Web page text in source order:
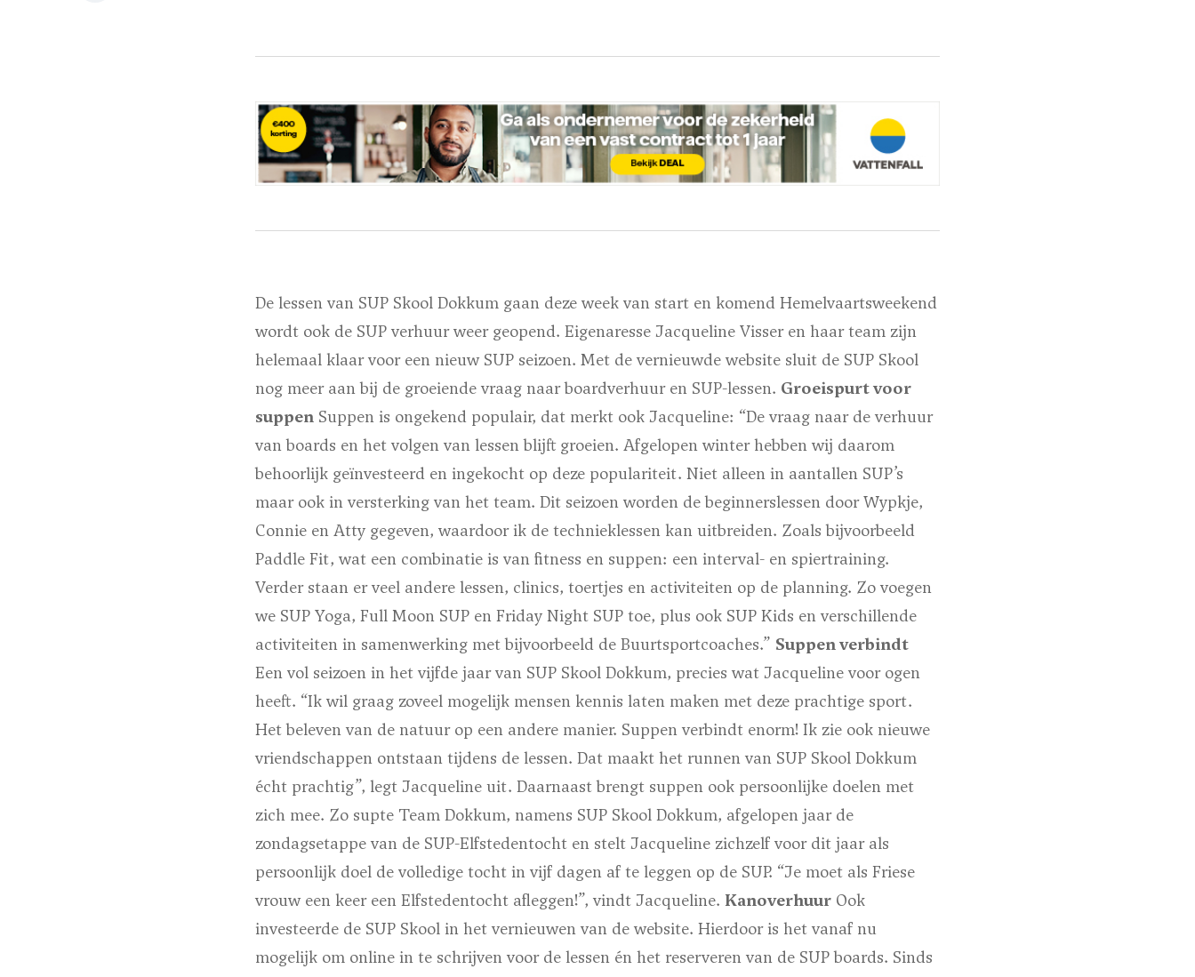
De lessen van SUP Skool Dokkum gaan deze week van start en komend Hemelvaartsweekend
wordt ook de SUP verhuur weer geopend. Eigenaresse Jacqueline Visser en haar team zijn
helemaal klaar voor een nieuw SUP seizoen. Met de vernieuwde website sluit de SUP Skool
nog meer aan bij de groeiende vraag naar boardverhuur en SUP-lessen. Groeispurt voor
suppen Suppen is ongekend populair, dat merkt ook Jacqueline: “De vraag naar de verhuur
van boards en het volgen van lessen blijft groeien. Afgelopen winter hebben wij daarom
behoorlijk geïnvesteerd en ingekocht op deze populariteit. Niet alleen in aantallen SUP’s
maar ook in versterking van het team. Dit seizoen worden de beginnerslessen door Wypkje,
Connie en Atty gegeven, waardoor ik de technieklessen kan uitbreiden. Zoals bijvoorbeeld
Paddle Fit, wat een combinatie is van fitness en suppen: een interval- en spiertraining.
Verder staan er veel andere lessen, clinics, toertjes en activiteiten op de planning. Zo voegen
we SUP Yoga, Full Moon SUP en Friday Night SUP toe, plus ook SUP Kids en verschillende
activiteiten in samenwerking met bijvoorbeeld de Buurtsportcoaches.” Suppen verbindt
Een vol seizoen in het vijfde jaar van SUP Skool Dokkum, precies wat Jacqueline voor ogen
heeft. “Ik wil graag zoveel mogelijk mensen kennis laten maken met deze prachtige sport.
Het beleven van de natuur op een andere manier. Suppen verbindt enorm! Ik zie ook nieuwe
vriendschappen ontstaan tijdens de lessen. Dat maakt het runnen van SUP Skool Dokkum
écht prachtig”, legt Jacqueline uit. Daarnaast brengt suppen ook persoonlijke doelen met
zich mee. Zo supte Team Dokkum, namens SUP Skool Dokkum, afgelopen jaar de
zondagsetappe van de SUP-Elfstedentocht en stelt Jacqueline zichzelf voor dit jaar als
persoonlijk doel de volledige tocht in vijf dagen af te leggen op de SUP. “Je moet als Friese
vrouw een keer een Elfstedentocht afleggen!”, vindt Jacqueline. Kanoverhuur Ook
investeerde de SUP Skool in het vernieuwen van de website. Hierdoor is het vanaf nu
mogelijk om online in te schrijven voor de lessen én het reserveren van de SUP boards. Sinds